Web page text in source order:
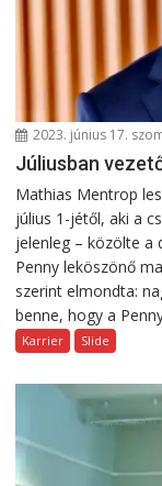
2023. június 17.
Júliusban
Mathias Mentrop
július 1-jétől, aki a
jelenleg – közölte a
Penny leköszönő
szerint elmondta:
benne, hogy a
Karrier Slide